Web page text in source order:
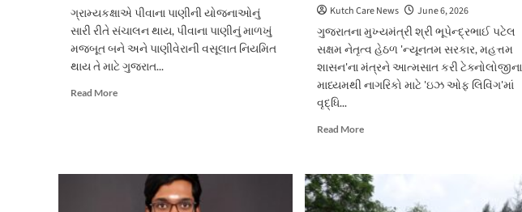
ગ્રામ્યકક્ષાએ પીવાના પાણીની યોજનાઓનું
સારી રીતે સંચાલન થાય, પીવાના પાણીનું માળખું
મજબૂત બને અને પાણીવેરાની વસૂલાત નિયમિત
થાય તે માટે ગુજરાત...
Read MoreRead
ખુશખબર:
Kutch Care News
June 6, 2026
ગુજરાતના મુખ્યમંત્રી શ્રી ભૂપેન્દ્રભાઈ પટેલ
સક્ષમ નેતૃત્વ હેઠળ 'ન્યૂનતમ સરકાર, મહત્તમ
શાસન'ના મંત્રને આત્મસાત કરી ટેક્નોલોજીના
માધ્યમથી નાગરિકો માટે 'ઇઝ ઓફ લિવિંગ'માં
વૃદ્ધિ...
Read MoreRead
સુગમ
ડિજિટલ
ગુજરાત